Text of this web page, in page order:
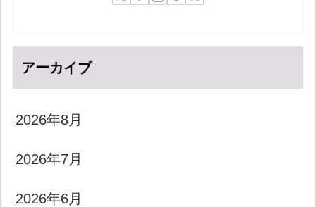
アーカイブ
2026年8月
2026年7月
2026年6月